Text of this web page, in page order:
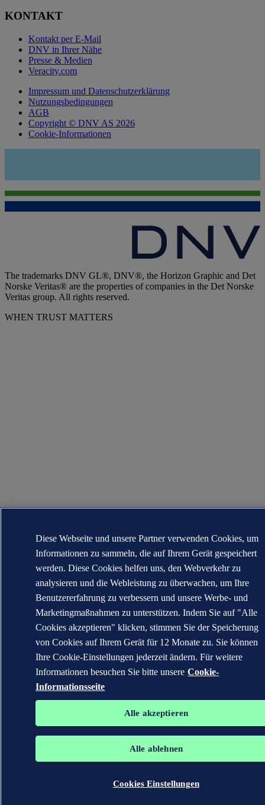
KONTAKT
Kontakt per E-Mail
DNV in Ihrer Nähe
Presse & Medien
Veracity.com
Impressum und Datenschutzerklärung
Nutzungsbedingungen
AGB
Copyright © DNV AS 2026
Cookie-Informationen
The trademarks DNV GL®, DNV®, the Horizon Graphic and Det
Norske Veritas® are the properties of companies in the Det Norske
Veritas group. All rights reserved.
WHEN TRUST MATTERS
Diese Webseite und unsere Partner verwenden Cookies, um
Informationen zu sammeln, die auf Ihrem Gerät gespeichert
werden. Diese Cookies helfen uns, den Webverkehr zu
analysieren und die Webleistung zu überwachen, um Ihre
Benutzererfahrung zu verbessern und unsere Werbe- und
Marketingmaßnahmen zu unterstützen. Indem Sie auf "Alle
Cookies akzeptieren" klicken, stimmen Sie der Speicherung
von Cookies auf Ihrem Gerät für 12 Monate zu. Sie können
Ihre Cookie-Einstellungen jederzeit ändern. Für weitere
Informationen besuchen Sie bitte unsere Cookie-
Informationsseite
Alle akzeptieren
Alle ablehnen
Cookies Einstellungen